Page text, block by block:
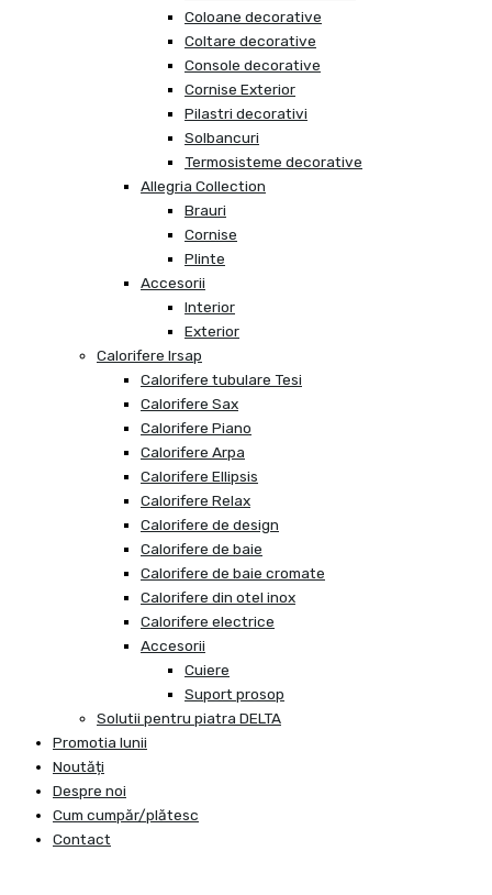
Coloane decorative
Coltare decorative
Console decorative
Cornise Exterior
Pilastri decorativi
Solbancuri
Termosisteme decorative
Allegria Collection
Brauri
Cornise
Plinte
Accesorii
Interior
Exterior
Calorifere Irsap
Calorifere tubulare Tesi
Calorifere Sax
Calorifere Piano
Calorifere Arpa
Calorifere Ellipsis
Calorifere Relax
Calorifere de design
Calorifere de baie
Calorifere de baie cromate
Calorifere din otel inox
Calorifere electrice
Accesorii
Cuiere
Suport prosop
Solutii pentru piatra DELTA
Promotia lunii
Noutăți
Despre noi
Cum cumpăr/plătesc
Contact